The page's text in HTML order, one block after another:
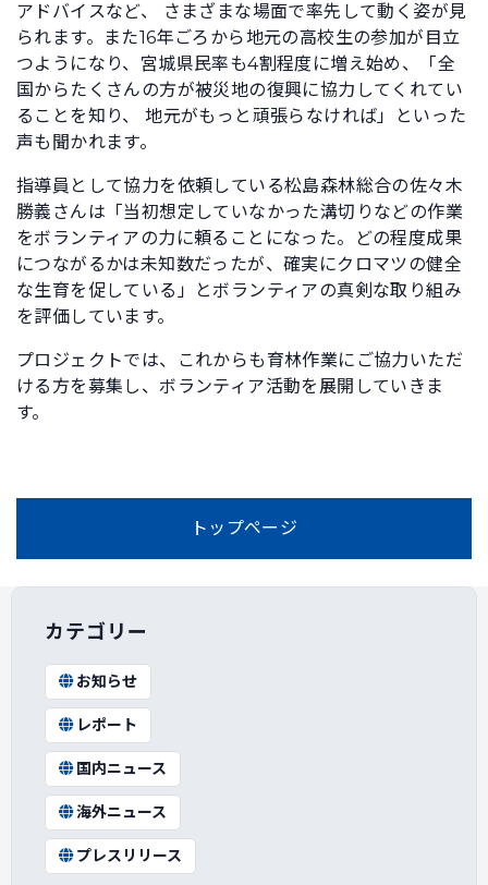
アドバイスなど、 さまざまな場面で率先して動く姿が見
られます。また16年ごろから地元の高校生の参加が目立
つようになり、宮城県民率も4割程度に増え始め、「全
国からたくさんの方が被災地の復興に協力してくれてい
ることを知り、 地元がもっと頑張らなければ」といった
声も聞かれます。
指導員として協力を依頼している松島森林総合の佐々木
勝義さんは「当初想定していなかった溝切りなどの作業
をボランティアの力に頼ることになった。どの程度成果
につながるかは未知数だったが、確実にクロマツの健全
な生育を促している」とボランティアの真剣な取り組み
を評価しています。
プロジェクトでは、これからも育林作業にご協力いただ
ける方を募集し、ボランティア活動を展開していきま
す。
トップページ
カテゴリー
お知らせ
レポート
国内ニュース
海外ニュース
プレスリリース